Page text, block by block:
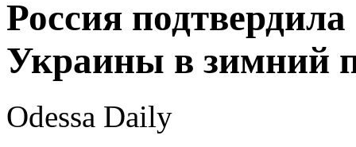
Россия
Украины в зимний
Odessa Daily